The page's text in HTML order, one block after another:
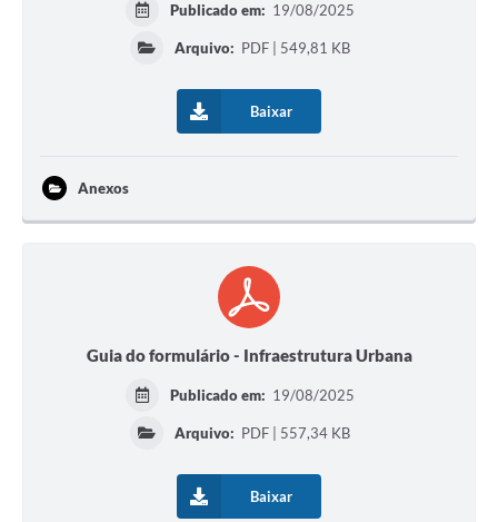
Publicado em: 19/08/2025
Arquivo: PDF | 549,81 KB
Baixar
Anexos
Guia do formulário - Infraestrutura Urbana
Publicado em: 19/08/2025
Arquivo: PDF | 557,34 KB
Baixar